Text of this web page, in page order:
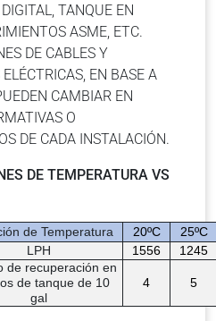
TANQUE EN
ASME, ETC.
DE CABLES Y
EN BASE A
CAMBIAR EN
O
DE CADA INSTALACIÓN.
DE TEMPERATURA VS
de Temperatura 20ºC 25ºC
LPH 1556
1245
de recuperación en
de tanque de 10
gal
4 5